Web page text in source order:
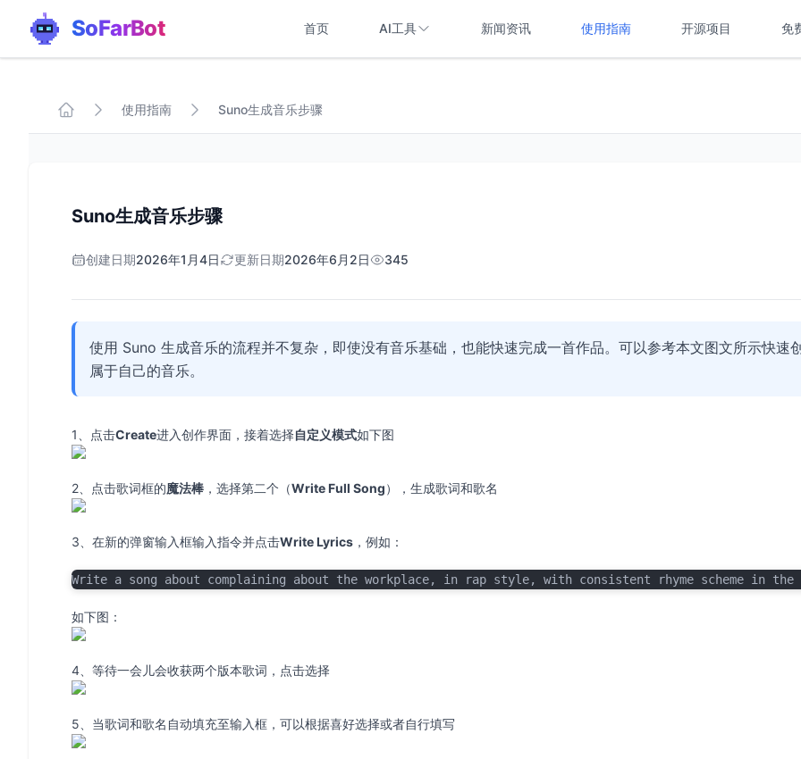
SoFarBot 首页 AI工具 新闻资讯 使用指南 开源项目 免
使用指南 Suno生成音乐步骤
Suno生成音乐步骤
创建日期2026年1月4日 更新日期2026年6月2日 345
使用 Suno 生成音乐的流程并不复杂，即使没有音乐基础，也能快速完成一首作品。可以参考本文图文所示快速
属于自己的音乐。
1、点击Create进入创作界面，接着选择自定义模式如下图
2、点击歌词框的魔法棒 ，选择第二个（Write Full Song），生成歌词和歌名
3、在新的弹窗输入框输入指令并点击Write Lyrics ，例如：
Write a song about complaining about the workplace, in rap style, with consistent rhyme scheme in
如下图：
4、等待一会儿会收获两个版本歌词，点击选择
5、当歌词和歌名自动填充至输入框，可以根据喜好选择或者自行填写